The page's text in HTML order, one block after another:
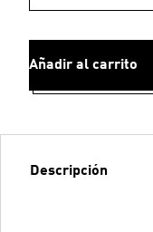
Añadir al carrito
Descripción